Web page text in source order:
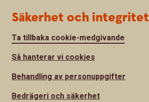
Säkerhet och integritet
Ta tillbaka cookie-medgivande
Så hanterar vi cookies
Behandling av personuppgifter
Bedrägeri och säkerhet